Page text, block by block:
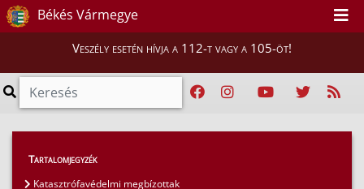
Békés Vármegye
Veszély esetén hívja a 112-t vagy a 105-öt!
Szakmai tájékoztatók
Polgári védelemi szakterület
Tartalomjegyzék
Katasztrófavédelmi megbízottak